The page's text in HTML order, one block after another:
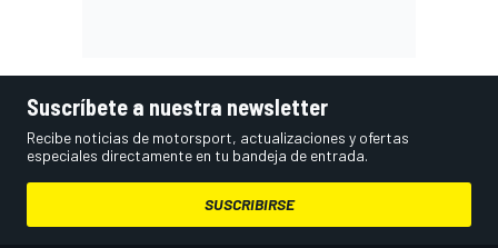
Suscríbete a nuestra newsletter
Recibe noticias de motorsport, actualizaciones y ofertas
especiales directamente en tu bandeja de entrada.
SUSCRIBIRSE